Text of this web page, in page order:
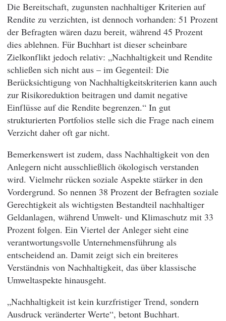
Die Bereitschaft, zugunsten nachhaltiger Kriterien auf
Rendite zu verzichten, ist dennoch vorhanden: 51 Prozent
der Befragten wären dazu bereit, während 45 Prozent
dies ablehnen. Für Buchhart ist dieser scheinbare
Zielkonflikt jedoch relativ: „Nachhaltigkeit und Rendite
schließen sich nicht aus – im Gegenteil: Die
Berücksichtigung von Nachhaltigkeitskriterien kann auch
zur Risikoreduktion beitragen und damit negative
Einflüsse auf die Rendite begrenzen.“ In gut
strukturierten Portfolios stelle sich die Frage nach einem
Verzicht daher oft gar nicht.
Bemerkenswert ist zudem, dass Nachhaltigkeit von den
Anlegern nicht ausschließlich ökologisch verstanden
wird. Vielmehr rücken soziale Aspekte stärker in den
Vordergrund. So nennen 38 Prozent der Befragten soziale
Gerechtigkeit als wichtigsten Bestandteil nachhaltiger
Geldanlagen, während Umwelt- und Klimaschutz mit 33
Prozent folgen. Ein Viertel der Anleger sieht eine
verantwortungsvolle Unternehmensführung als
entscheidend an. Damit zeigt sich ein breiteres
Verständnis von Nachhaltigkeit, das über klassische
Umweltaspekte hinausgeht.
„Nachhaltigkeit ist kein kurzfristiger Trend, sondern
Ausdruck veränderter Werte“, betont Buchhart.